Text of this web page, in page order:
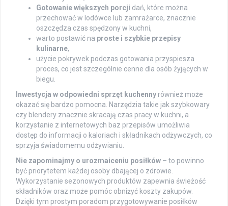
Gotowanie większych porcji dań, które można
przechować w lodówce lub zamrażarce, znacznie
oszczędza czas spędzony w kuchni,
warto postawić na proste i szybkie przepisy
kulinarne,
użycie pokrywek podczas gotowania przyspiesza
proces, co jest szczególnie cenne dla osób żyjących w
biegu.
Inwestycja w odpowiedni sprzęt kuchenny również może
okazać się bardzo pomocna. Narzędzia takie jak szybkowary
czy blendery znacznie skracają czas pracy w kuchni, a
korzystanie z internetowych baz przepisów umożliwia
dostęp do informacji o kaloriach i składnikach odżywczych, co
sprzyja świadomemu odżywianiu.
Nie zapominajmy o urozmaiceniu posiłków – to powinno
być priorytetem każdej osoby dbającej o zdrowie.
Wykorzystanie sezonowych produktów zapewnia świeżość
składników oraz może pomóc obniżyć koszty zakupów.
Dzięki tym prostym poradom przygotowywanie posiłków